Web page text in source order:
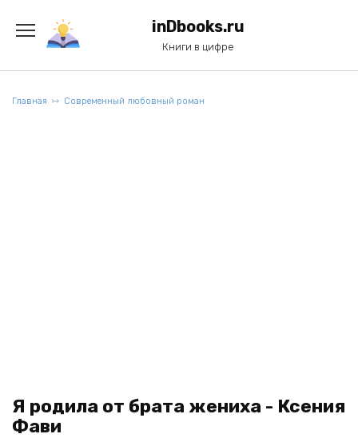
содержанию
inDbooks.ru
Книги в цифре
Главная Современный любовный роман
Я родила от брата жениха - Ксения
Фави